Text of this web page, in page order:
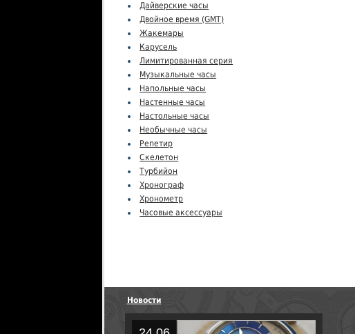
Дайверские часы
Двойное время (GMT)
Жакемары
Карусель
Лимитированная серия
Музыкальные часы
Напольные часы
Настенные часы
Настольные часы
Необычные часы
Репетир
Скелетон
Турбийон
Хронограф
Хронометр
Часовые аксессуары
Новости